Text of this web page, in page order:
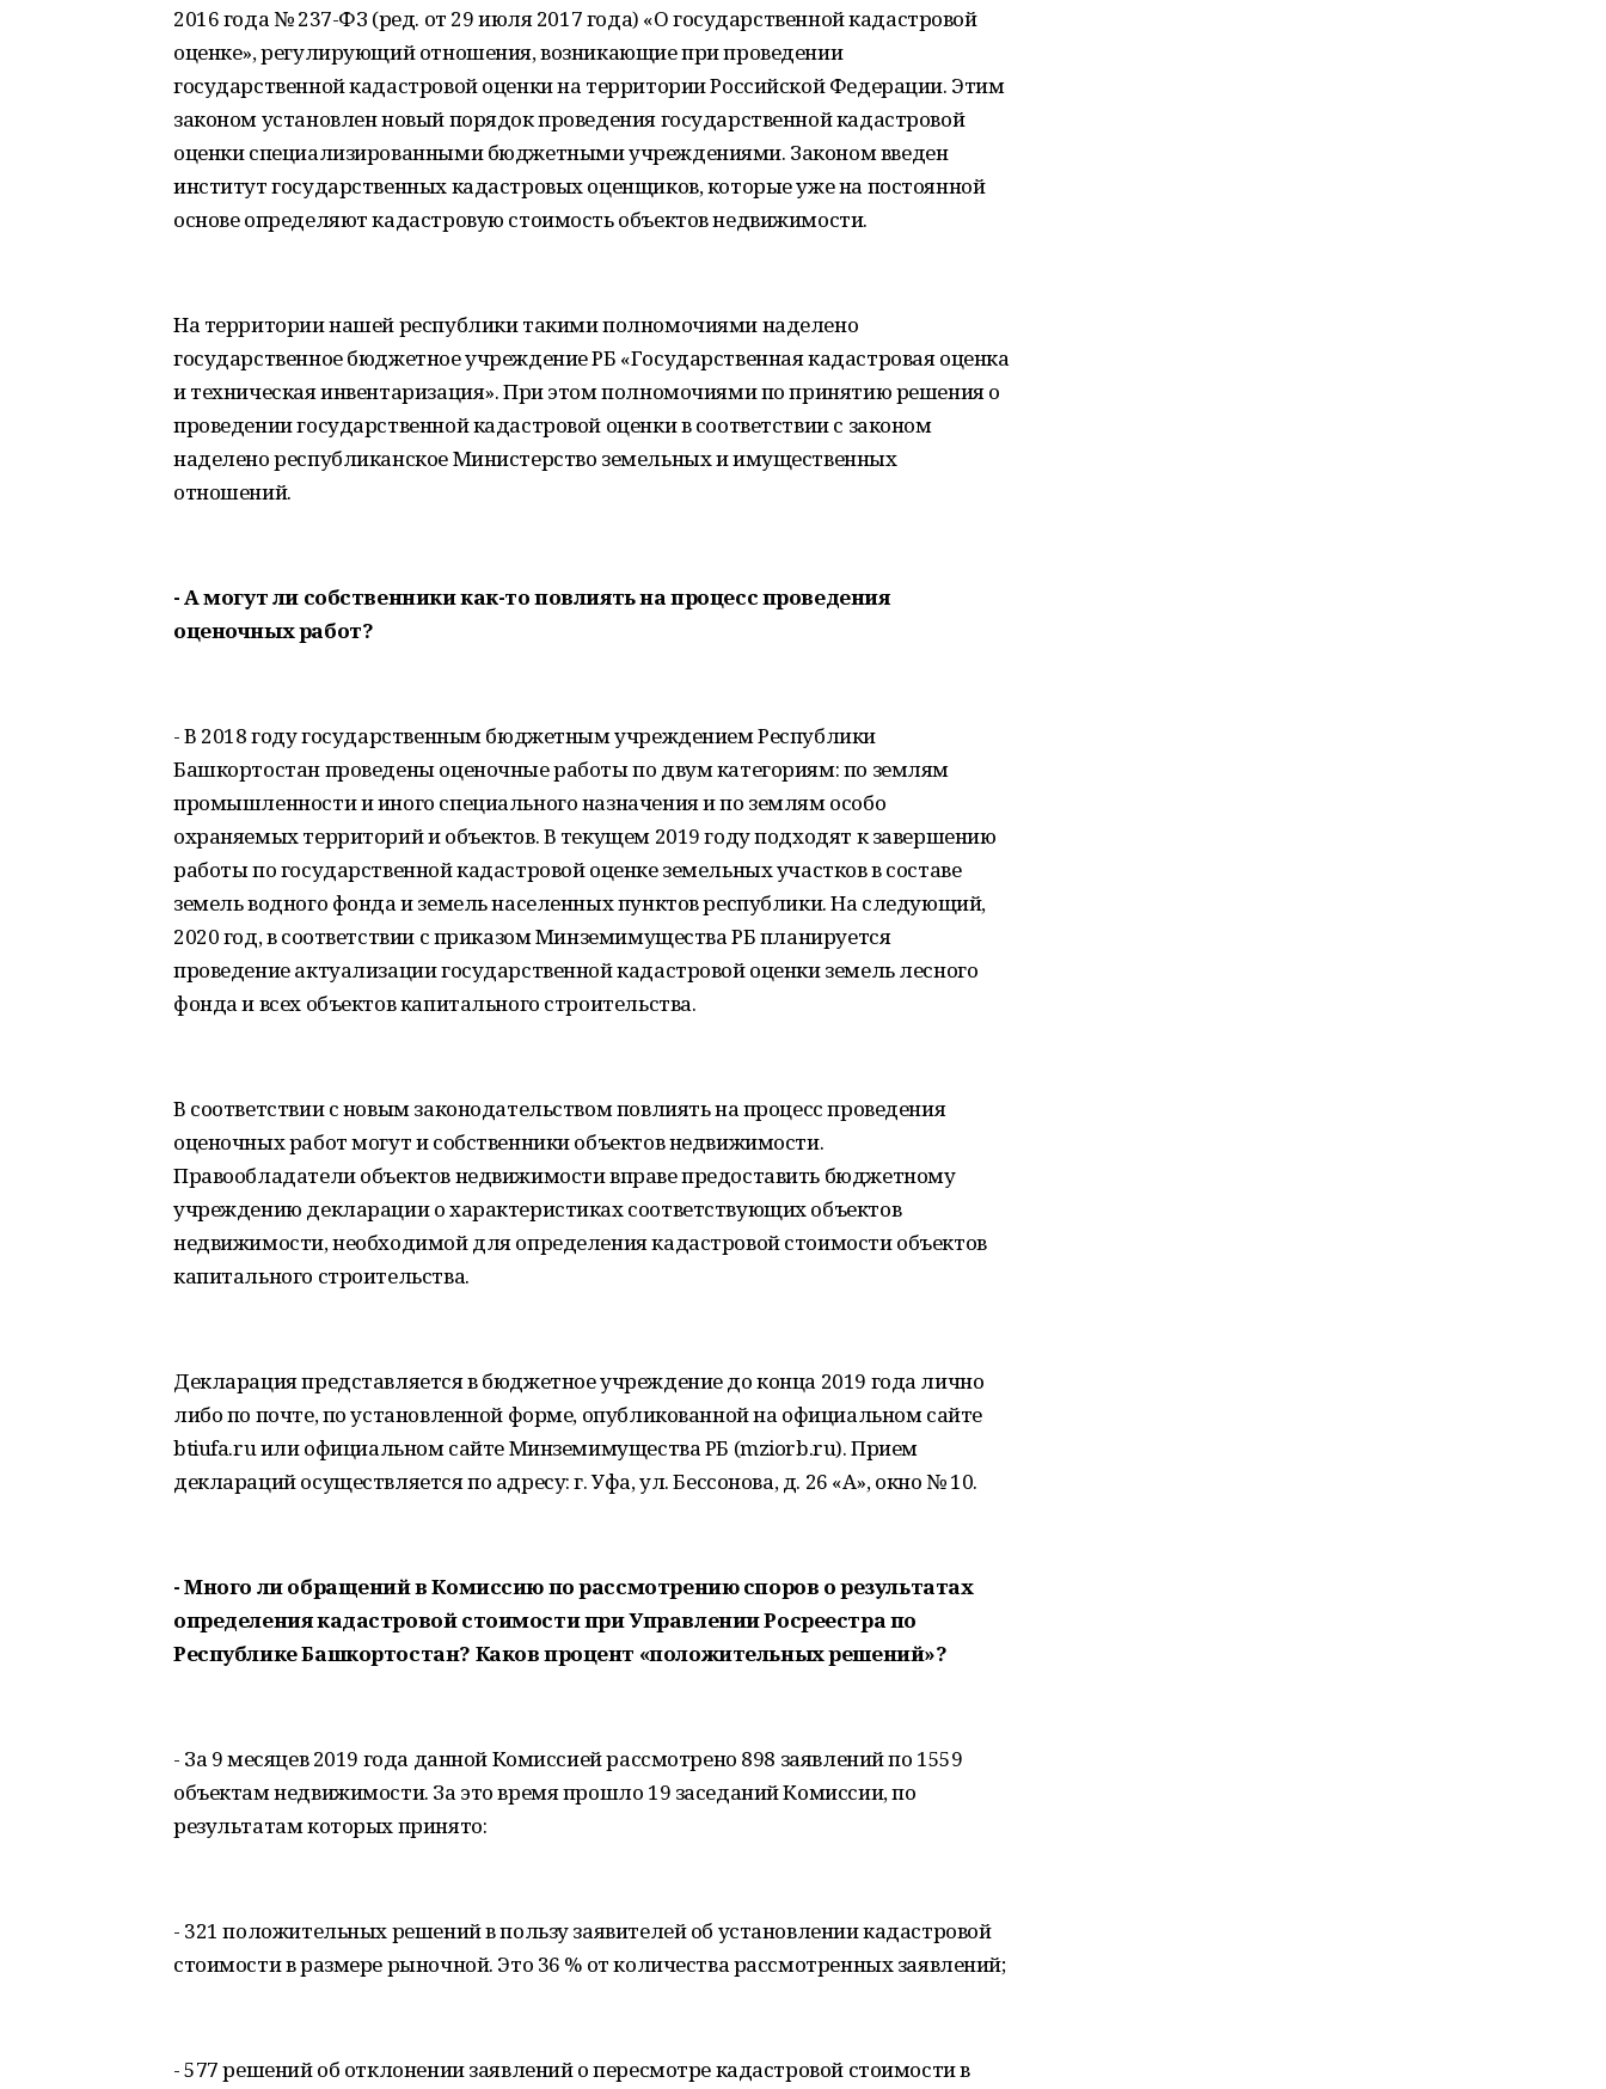
2016 года № 237-ФЗ (ред. от 29 июля 2017 года) «О государственной кадастровой
оценке», регулирующий отношения, возникающие при проведении
государственной кадастровой оценки на территории Российской Федерации. Этим
законом установлен новый порядок проведения государственной кадастровой
оценки специализированными бюджетными учреждениями. Законом введен
институт государственных кадастровых оценщиков, которые уже на постоянной
основе определяют кадастровую стоимость объектов недвижимости.
На территории нашей республики такими полномочиями наделено
государственное бюджетное учреждение РБ «Государственная кадастровая оценка
и техническая инвентаризация». При этом полномочиями по принятию решения о
проведении государственной кадастровой оценки в соответствии с законом
наделено республиканское Министерство земельных и имущественных
отношений.
- А могут ли собственники как-то повлиять на процесс проведения
оценочных работ?
- В 2018 году государственным бюджетным учреждением Республики
Башкортостан проведены оценочные работы по двум категориям: по землям
промышленности и иного специального назначения и по землям особо
охраняемых территорий и объектов. В текущем 2019 году подходят к завершению
работы по государственной кадастровой оценке земельных участков в составе
земель водного фонда и земель населенных пунктов республики. На следующий,
2020 год, в соответствии с приказом Минземимущества РБ планируется
проведение актуализации государственной кадастровой оценки земель лесного
фонда и всех объектов капитального строительства.
В соответствии с новым законодательством повлиять на процесс проведения
оценочных работ могут и собственники объектов недвижимости.
Правообладатели объектов недвижимости вправе предоставить бюджетному
учреждению декларации о характеристиках соответствующих объектов
недвижимости, необходимой для определения кадастровой стоимости объектов
капитального строительства.
Декларация представляется в бюджетное учреждение до конца 2019 года лично
либо по почте, по установленной форме, опубликованной на официальном сайте
btiufa.ru или официальном сайте Минземимущества РБ (mziorb.ru). Прием
деклараций осуществляется по адресу: г. Уфа, ул. Бессонова, д. 26 «А», окно № 10.
- Много ли обращений в Комиссию по рассмотрению споров о результатах
определения кадастровой стоимости при Управлении Росреестра по
Республике Башкортостан? Каков процент «положительных решений»?
- За 9 месяцев 2019 года данной Комиссией рассмотрено 898 заявлений по 1559
объектам недвижимости. За это время прошло 19 заседаний Комиссии, по
результатам которых принято:
- 321 положительных решений в пользу заявителей об установлении кадастровой
стоимости в размере рыночной. Это 36 % от количества рассмотренных заявлений;
- 577 решений об отклонении заявлений о пересмотре кадастровой стоимости в